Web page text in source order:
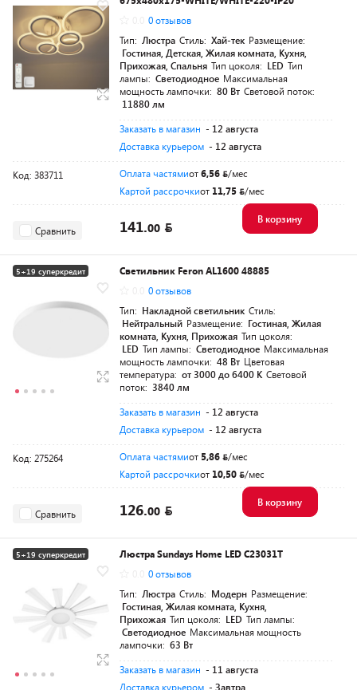
0 отзывов
Тип: Люстра Стиль: Хай-тек Размещение:
Гостиная, Детская, Жилая комната, Кухня,
Прихожая, Спальня Тип цоколя: LED Тип
лампы: Светодиодное Максимальная
мощность лампочки: 80 Вт Световой поток:
11880 лм
Заказать в магазин - 12 августа
Доставка курьером - 12 августа
Код: 383711 Оплата частямиот6,56
/мес
Картой рассрочкиот 11,75 /мес
Сравнить 141.00
В корзину
5+19 суперкредит
Светильник Feron AL1600 48885
0 отзывов
Тип: Накладной светильник Стиль:
Нейтральный Размещение: Гостиная, Жилая
комната, Кухня, Прихожая Тип цоколя:
LED Тип лампы: Светодиодное Максимальная
мощность лампочки: 48 Вт Цветовая
температура: от 3000 до 6400 K Световой
поток: 3840 лм
Заказать в магазин - 12 августа
Доставка курьером - 12 августа
Код: 275264 Оплата частямиот 5,86
/мес
Картой рассрочкиот 10,50 /мес
Сравнить 126.00
В корзину
5+19 суперкредит
Люстра Sundays Home LED C23031T
0 отзывов
Тип: Люстра Стиль: Модерн Размещение:
Гостиная, Жилая комната, Кухня,
Прихожая Тип цоколя: LED Тип лампы:
Светодиодное Максимальная мощность
лампочки: 63 Вт
Заказать в магазин - 11 августа
Доставка курьером - Завтра